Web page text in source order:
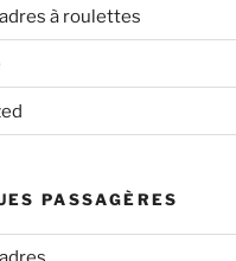
à roulettes
PASSAGÈRES